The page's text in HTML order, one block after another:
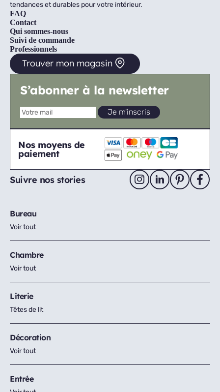
tendances et durables pour votre intérieur.
FAQ
Contact
Qui sommes-nous
Suivi de commande
Professionnels
Trouver mon magasin
S’abonner à la newsletter
Nos moyens de
paiement
Suivre nos stories
Bureau
Voir tout
Chambre
Voir tout
Literie
Têtes de lit
Décoration
Voir tout
Entrée